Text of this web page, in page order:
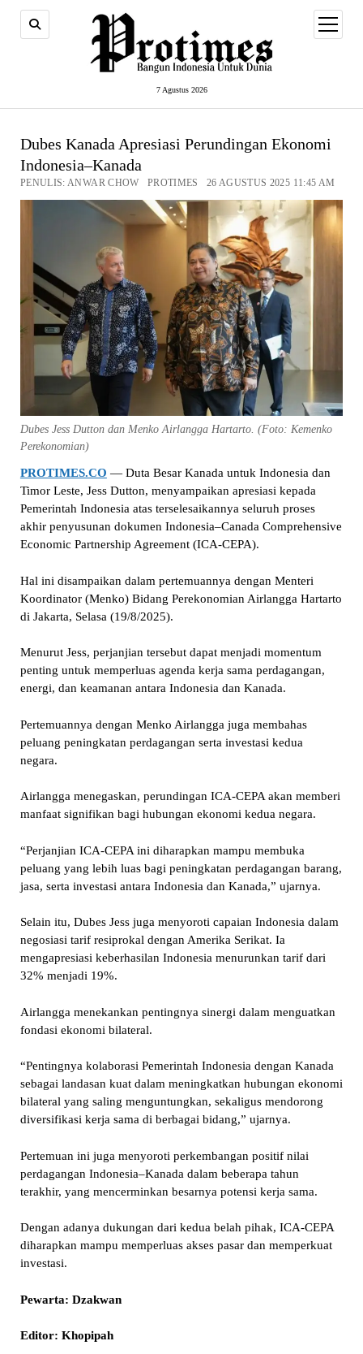
7 Agustus 2026
open
menu
Dubes Kanada Apresiasi Perundingan Ekonomi
Indonesia–Kanada
PENULIS: ANWAR CHOW PROTIMES 26 AGUSTUS 2025 11:45 AM
Dubes Jess Dutton dan Menko Airlangga Hartarto. (Foto: Kemenko
Perekonomian)
PROTIMES.CO — Duta Besar Kanada untuk Indonesia dan
Timor Leste, Jess Dutton, menyampaikan apresiasi kepada
Pemerintah Indonesia atas terselesaikannya seluruh proses
akhir penyusunan dokumen Indonesia–Canada Comprehensive
Economic Partnership Agreement (ICA-CEPA).
Hal ini disampaikan dalam pertemuannya dengan Menteri
Koordinator (Menko) Bidang Perekonomian Airlangga Hartarto
di Jakarta, Selasa (19/8/2025).
Menurut Jess, perjanjian tersebut dapat menjadi momentum
penting untuk memperluas agenda kerja sama perdagangan,
energi, dan keamanan antara Indonesia dan Kanada.
Pertemuannya dengan Menko Airlangga juga membahas
peluang peningkatan perdagangan serta investasi kedua
negara.
Airlangga menegaskan, perundingan ICA-CEPA akan memberi
manfaat signifikan bagi hubungan ekonomi kedua negara.
“Perjanjian ICA-CEPA ini diharapkan mampu membuka
peluang yang lebih luas bagi peningkatan perdagangan barang,
jasa, serta investasi antara Indonesia dan Kanada,” ujarnya.
Selain itu, Dubes Jess juga menyoroti capaian Indonesia dalam
negosiasi tarif resiprokal dengan Amerika Serikat. Ia
mengapresiasi keberhasilan Indonesia menurunkan tarif dari
32% menjadi 19%.
Airlangga menekankan pentingnya sinergi dalam menguatkan
fondasi ekonomi bilateral.
“Pentingnya kolaborasi Pemerintah Indonesia dengan Kanada
sebagai landasan kuat dalam meningkatkan hubungan ekonomi
bilateral yang saling menguntungkan, sekaligus mendorong
diversifikasi kerja sama di berbagai bidang,” ujarnya.
Pertemuan ini juga menyoroti perkembangan positif nilai
perdagangan Indonesia–Kanada dalam beberapa tahun
terakhir, yang mencerminkan besarnya potensi kerja sama.
Dengan adanya dukungan dari kedua belah pihak, ICA-CEPA
diharapkan mampu memperluas akses pasar dan memperkuat
investasi.
Pewarta: Dzakwan
Editor: Khopipah